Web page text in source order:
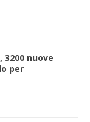
3200 nuove
per